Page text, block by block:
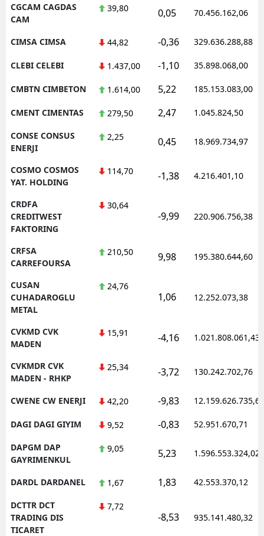
CGCAM CAGDAS
CAM
39,80 0,05 70.456.162,06
CIMSA CIMSA 44,82 -0,36 329.636.288,88
CLEBI CELEBI 1.437,00 -1,10 35.898.068,00
CMBTN CIMBETON 1.614,00 5,22 185.153.083,00
CMENT CIMENTAS 279,50 2,47 1.045.824,50
CONSE CONSUS
ENERJI
2,25 0,45 18.969.734,97
COSMO COSMOS
YAT. HOLDING
114,70 -1,38 4.216.401,10
CRDFA
CREDITWEST
FAKTORING
30,64
-9,99 220.906.756,38
CRFSA
CARREFOURSA
210,50 9,98 195.380.644,60
CUSAN
CUHADAROGLU
METAL
24,76
1,06 12.252.073,38
CVKMD CVK
MADEN
15,91 -4,16 1.021.808.061,43
CVKMDR CVK
MADEN - RHKP
25,34 -3,72 130.242.702,76
CWENE CW ENERJI 42,20 -9,83 12.159.626.735,62
DAGI DAGI GIYIM 9,52 -0,83 52.951.670,71
DAPGM DAP
GAYRIMENKUL
9,05 5,23 1.596.553.324,02
DARDL DARDANEL 1,67 1,83 42.553.370,12
DCTTR DCT
TRADING DIS
TICARET
7,72
-8,53 935.141.480,32